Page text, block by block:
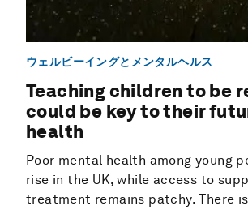
ウェルビーイングとメンタルヘルス
Teaching children to be
could be key to their
health
Poor mental health among young
rise in the UK, while access to
treatment remains patchy. There